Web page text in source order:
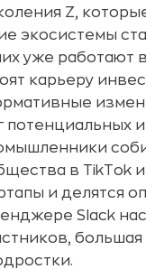
Z,
экосистемы
уже работают
карьеру
потенциальных
в TikTok
и делятся
Slack
большая